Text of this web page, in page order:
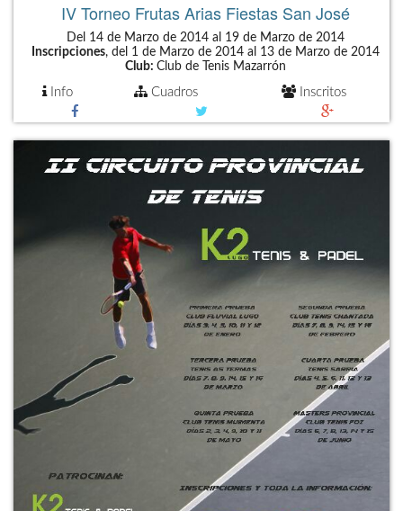
IV Torneo Frutas Arias Fiestas San José
Del 14 de Marzo de 2014 al 19 de Marzo de 2014
Inscripciones, del 1 de Marzo de 2014 al 13 de Marzo de 2014
Club:Club de Tenis Mazarrón
Info Cuadros Inscritos